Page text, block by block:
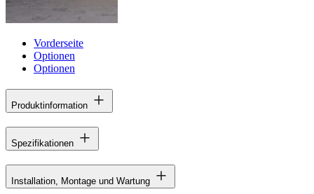
Vorderseite
Optionen
Optionen
Produktinformation
Spezifikationen
Installation, Montage und Wartung